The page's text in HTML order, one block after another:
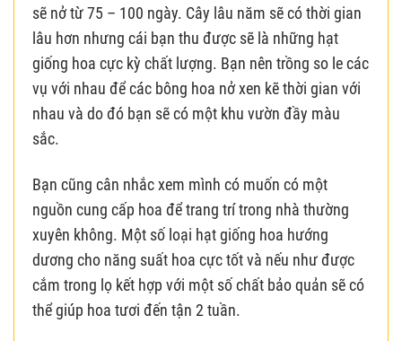
sẽ nở từ 75 – 100 ngày. Cây lâu năm sẽ có thời gian
lâu hơn nhưng cái bạn thu được sẽ là những hạt
giống hoa cực kỳ chất lượng. Bạn nên trồng so le các
vụ với nhau để các bông hoa nở xen kẽ thời gian với
nhau và do đó bạn sẽ có một khu vườn đầy màu
sắc.
Bạn cũng cân nhắc xem mình có muốn có một
nguồn cung cấp hoa để trang trí trong nhà thường
xuyên không. Một số loại hạt giống hoa hướng
dương cho năng suất hoa cực tốt và nếu như được
cắm trong lọ kết hợp với một số chất bảo quản sẽ có
thể giúp hoa tươi đến tận 2 tuần.